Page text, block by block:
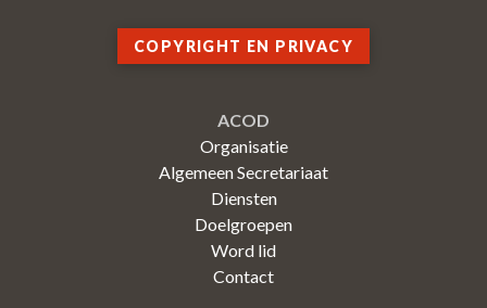
COPYRIGHT EN PRIVACY
ACOD
Organisatie
Algemeen Secretariaat
Diensten
Doelgroepen
Word lid
Contact